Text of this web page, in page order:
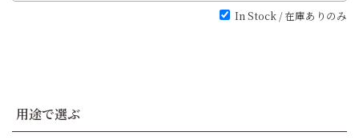
In Stock / 在庫ありのみ
用途で選ぶ